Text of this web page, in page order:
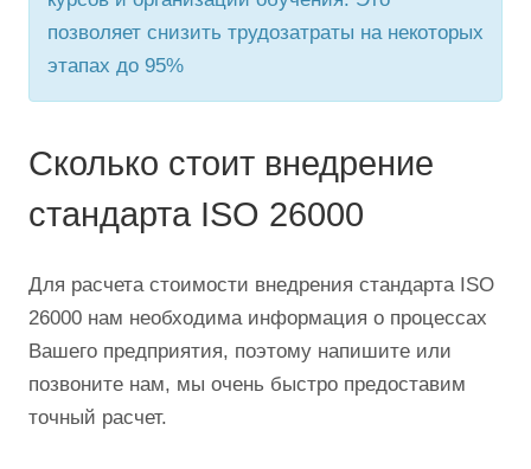
позволяет снизить трудозатраты на некоторых
этапах до 95%
Сколько стоит внедрение
стандарта ISO 26000
Для расчета стоимости внедрения стандарта ISO
26000 нам необходима информация о процессах
Вашего предприятия, поэтому напишите или
позвоните нам, мы очень быстро предоставим
точный расчет.